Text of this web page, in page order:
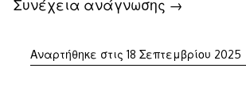
Συνέχεια ανάγνωσης →
Αναρτήθηκε στις 18 Σεπτεμβρίου 202518